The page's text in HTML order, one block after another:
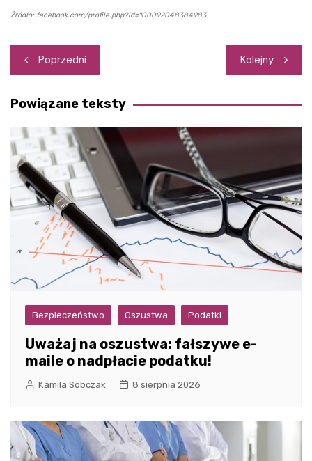
Źródło: facebook.com/profile.php?id=100092048384983
Nawigacja
wpisu
Poprzedni Kolejny
Powiązane teksty
Bezpieczeństwo Oszustwa Podatki
Uważaj na oszustwa: fałszywe e-
maile o nadpłacie podatku!
Kamila Sobczak 8 sierpnia 2026